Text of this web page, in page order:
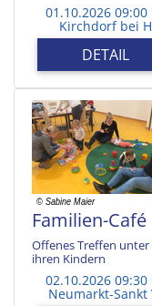
01.10.2026 09:00
Kirchdorf bei
DETAIL
Familien-Café
Offenes Treffen
ihren Kindern
02.10.2026 09:30
Neumarkt-Sankt